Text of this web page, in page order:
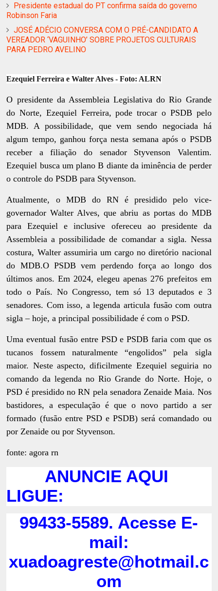
Presidente estadual do PT confirma saída do governo
Robinson Faria
JOSÉ ADÉCIO CONVERSA COM O PRÉ-CANDIDATO A
VEREADOR ‘VAGUINHO’ SOBRE PROJETOS CULTURAIS
PARA PEDRO AVELINO
Ezequiel Ferreira e Walter Alves - Foto: ALRN
O presidente da Assembleia Legislativa do Rio Grande
do Norte, Ezequiel Ferreira, pode trocar o PSDB pelo
MDB. A possibilidade, que vem sendo negociada há
algum tempo, ganhou força nesta semana após o PSDB
receber a filiação do senador Styvenson Valentim.
Ezequiel busca um plano B diante da iminência de perder
o controle do PSDB para Styvenson.
Atualmente, o MDB do RN é presidido pelo vice-
governador Walter Alves, que abriu as portas do MDB
para Ezequiel e inclusive ofereceu ao presidente da
Assembleia a possibilidade de comandar a sigla. Nessa
costura, Walter assumiria um cargo no diretório nacional
do MDB.O PSDB vem perdendo força ao longo dos
últimos anos. Em 2024, elegeu apenas 276 prefeitos em
todo o País. No Congresso, tem só 13 deputados e 3
senadores. Com isso, a legenda articula fusão com outra
sigla – hoje, a principal possibilidade é com o PSD.
Uma eventual fusão entre PSD e PSDB faria com que os
tucanos fossem naturalmente “engolidos” pela sigla
maior. Neste aspecto, dificilmente Ezequiel seguiria no
comando da legenda no Rio Grande do Norte. Hoje, o
PSD é presidido no RN pela senadora Zenaide Maia. Nos
bastidores, a especulação é que o novo partido a ser
formado (fusão entre PSD e PSDB) será comandado ou
por Zenaide ou por Styvenson.
fonte: agora rn
ANUNCIE AQUI
LIGUE:
99433-5589. Acesse E-
mail:
xuadoagreste@hotmail.c
om